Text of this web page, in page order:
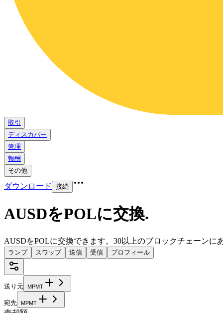
取引
ディスカバー
管理
報酬
その他
ダウンロード 接続
AUSDをPOLに交換.
AUSDをPOLに交換できます。30以上のブロックチェーンに
ランプ スワップ 送信 受信 プロフィール
送り元 MPMT
宛先 MPMT